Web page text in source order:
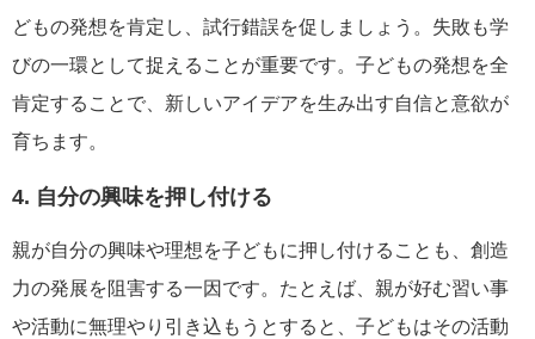
どもの発想を肯定し、試行錯誤を促しましょう。失敗も学
びの一環として捉えることが重要です。子どもの発想を全
肯定することで、新しいアイデアを生み出す自信と意欲が
育ちます。
4. 自分の興味を押し付ける
親が自分の興味や理想を子どもに押し付けることも、創造
力の発展を阻害する一因です。たとえば、親が好む習い事
や活動に無理やり引き込もうとすると、子どもはその活動